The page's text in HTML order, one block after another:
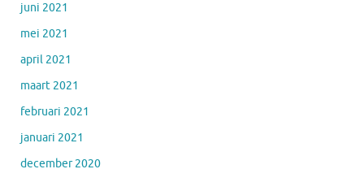
juni 2021
mei 2021
april 2021
maart 2021
februari 2021
januari 2021
december 2020